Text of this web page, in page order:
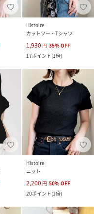
Histoire
カットソー・Tシャツ
1,930 円 35%OFF
17ポイント(1倍)
Histoire
ニット
2,200 円 50%OFF
20ポイント(1倍)